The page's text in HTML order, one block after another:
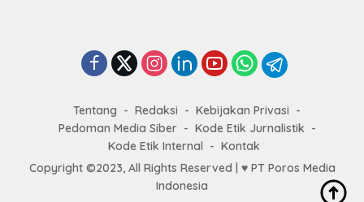
Tentang Redaksi
Kebijakan Privasi
Pedoman Media Siber
Kode Etik Jurnalistik
Kode Etik Internal
Kontak
Copyright ©2023, All Rights Reserved | ♥ PT Poros Media
Indonesia